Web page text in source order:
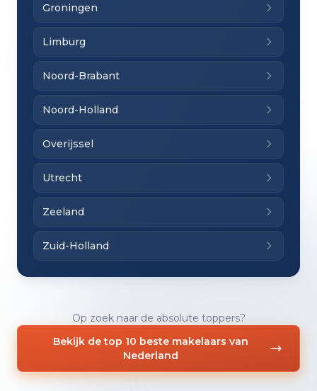
Groningen
Limburg
Noord-Brabant
Noord-Holland
Overijssel
Utrecht
Zeeland
Zuid-Holland
Op zoek naar de absolute toppers?
Bekijk de top 10 beste makelaars van
Nederland